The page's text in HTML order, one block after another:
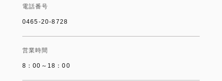
電話番号
0465-20-8728
営業時間
8：00～18：00